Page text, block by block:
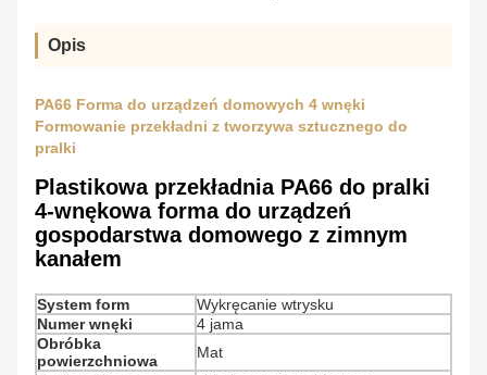
Opis
PA66 Forma do urządzeń domowych 4 wnęki
Formowanie przekładni z tworzywa sztucznego do
pralki
Plastikowa przekładnia PA66 do pralki
4-wnękowa forma do urządzeń
gospodarstwa domowego z zimnym
kanałem
System form
Wykręcanie wtrysku
Numer wnęki
4 jama
Obróbka
powierzchniowa
Mat